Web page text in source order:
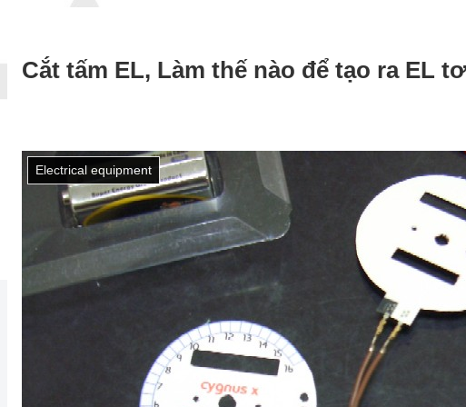
Cắt tấm EL, Làm thế nào để tạo ra EL
Electrical equipment